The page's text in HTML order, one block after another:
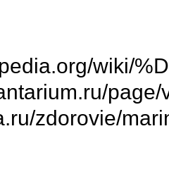
wiki/
zdorovie/